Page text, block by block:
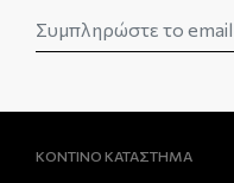
ΚΟΝΤΙΝΟ ΚΑΤΑΣΤΗΜΑ